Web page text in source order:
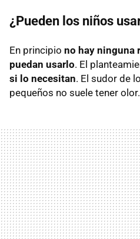
¿Pueden los niños
En principio no hay ninguna
puedan usarlo. El
si lo necesitan. El sudor de
pequeños no suele tener olor.